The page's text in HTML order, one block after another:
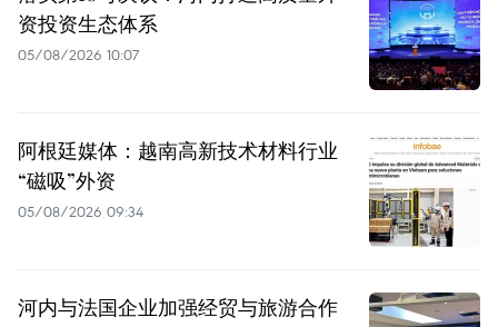
资投资生态体系
05/08/2026 10:07
阿根廷媒体：越南高新技术材料行业
“磁吸”外资
05/08/2026 09:34
河内与法国企业加强经贸与旅游合作